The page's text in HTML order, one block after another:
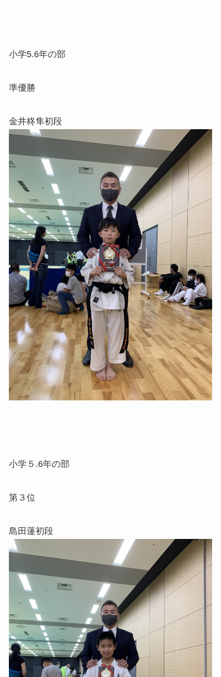
小学5.6年の部
準優勝
金井柊隼初段
小学５.6年の部
第３位
島田蓮初段